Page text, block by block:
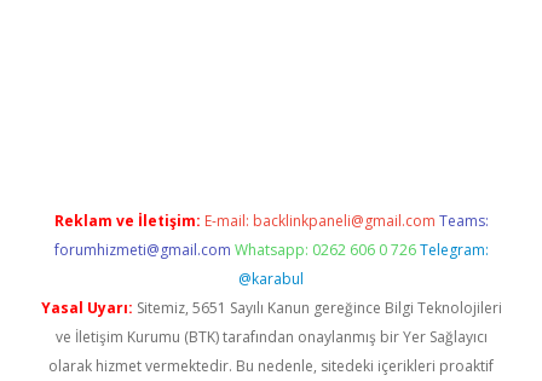
Reklam ve İletişim: E-mail: backlinkpaneli@gmail.com Teams:
forumhizmeti@gmail.com Whatsapp: 0262 606 0 726 Telegram:
@karabul
Yasal Uyarı: Sitemiz, 5651 Sayılı Kanun gereğince Bilgi Teknolojileri
ve İletişim Kurumu (BTK) tarafından onaylanmış bir Yer Sağlayıcı
olarak hizmet vermektedir. Bu nedenle, sitedeki içerikleri proaktif